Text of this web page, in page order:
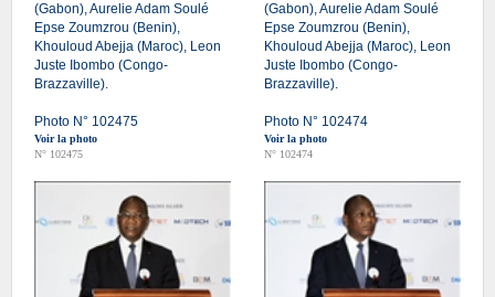
(Gabon), Aurelie Adam Soulé
Epse Zoumzrou (Benin),
Khouloud Abejja (Maroc), Leon
Juste Ibombo (Congo-
Brazzaville).
Photo N° 102475
Voir la photo
N° 102475
(Gabon), Aurelie Adam Soulé
Epse Zoumzrou (Benin),
Khouloud Abejja (Maroc), Leon
Juste Ibombo (Congo-
Brazzaville).
Photo N° 102474
Voir la photo
N° 102474